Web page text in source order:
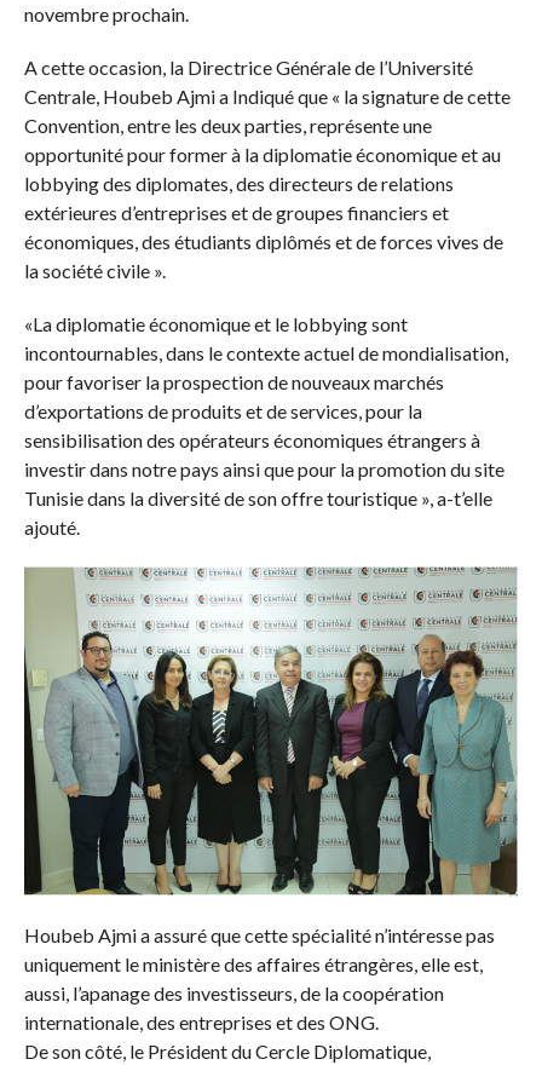
novembre prochain.
A cette occasion, la Directrice Générale de l’Université
Centrale, Houbeb Ajmi a Indiqué que « la signature de cette
Convention, entre les deux parties, représente une
opportunité pour former à la diplomatie économique et au
lobbying des diplomates, des directeurs de relations
extérieures d’entreprises et de groupes financiers et
économiques, des étudiants diplômés et de forces vives de
la société civile ».
«La diplomatie économique et le lobbying sont
incontournables, dans le contexte actuel de mondialisation,
pour favoriser la prospection de nouveaux marchés
d’exportations de produits et de services, pour la
sensibilisation des opérateurs économiques étrangers à
investir dans notre pays ainsi que pour la promotion du site
Tunisie dans la diversité de son offre touristique », a-t’elle
ajouté.
Houbeb Ajmi a assuré que cette spécialité n’intéresse pas
uniquement le ministère des affaires étrangères, elle est,
aussi, l’apanage des investisseurs, de la coopération
internationale, des entreprises et des ONG.
De son côté, le Président du Cercle Diplomatique,